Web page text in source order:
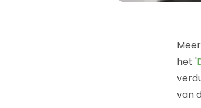
het '
van